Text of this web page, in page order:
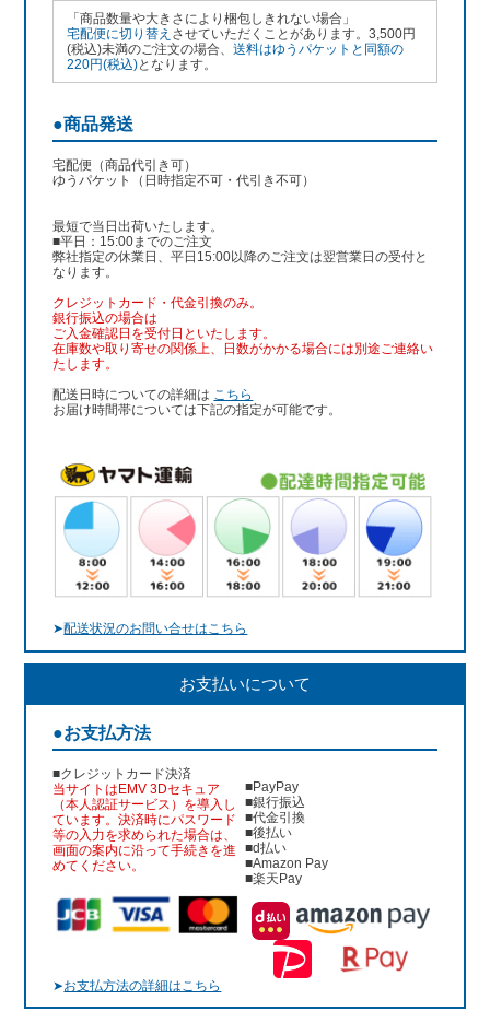
「商品数量や大きさにより梱包しきれない場合」
宅配便に切り替え させていただくことがあります。3,500円
(税込)未満のご注文の場合、送料はゆうパケットと同額の
220円(税込)となります。
●商品発送
宅配便（商品代引き可）
ゆうパケット（日時指定不可・代引き不可）
最短で当日出荷いたします。
■平日：15:00までのご注文
弊社指定の休業日、平日15:00以降のご注文は翌営業日の受付と
なります。
クレジットカード・代金引換のみ。
銀行振込の場合は
ご入金確認日を受付日といたします。
在庫数や取り寄せの関係上、日数がかかる場合には別途ご連絡い
たします。
配送日時についての詳細は こちら
お届け時間帯については下記の指定が可能です。
➤配送状況のお問い合せはこちら
お支払いについて
●お支払方法
■クレジットカード決済
当サイトはEMV 3Dセキュア
（本人認証サービス）を導入し
ています。決済時にパスワード
等の入力を求められた場合は、
画面の案内に沿って手続きを進
めてください。
■PayPay
■銀行振込
■代金引換
■後払い
■d払い
■Amazon Pay
■楽天Pay
➤お支払方法の詳細はこちら